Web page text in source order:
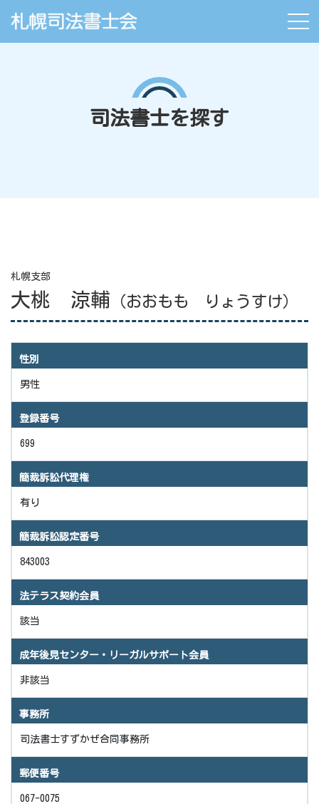
司法書士を探す
札幌支部
大桃 涼輔 （おおもも りょうすけ）
性別
男性
登録番号
699
簡裁訴訟代理権
有り
簡裁訴訟認定番号
843003
法テラス契約会員
該当
成年後見センター・リーガルサポート会員
非該当
事務所
司法書士すずかぜ合同事務所
郵便番号
067-0075